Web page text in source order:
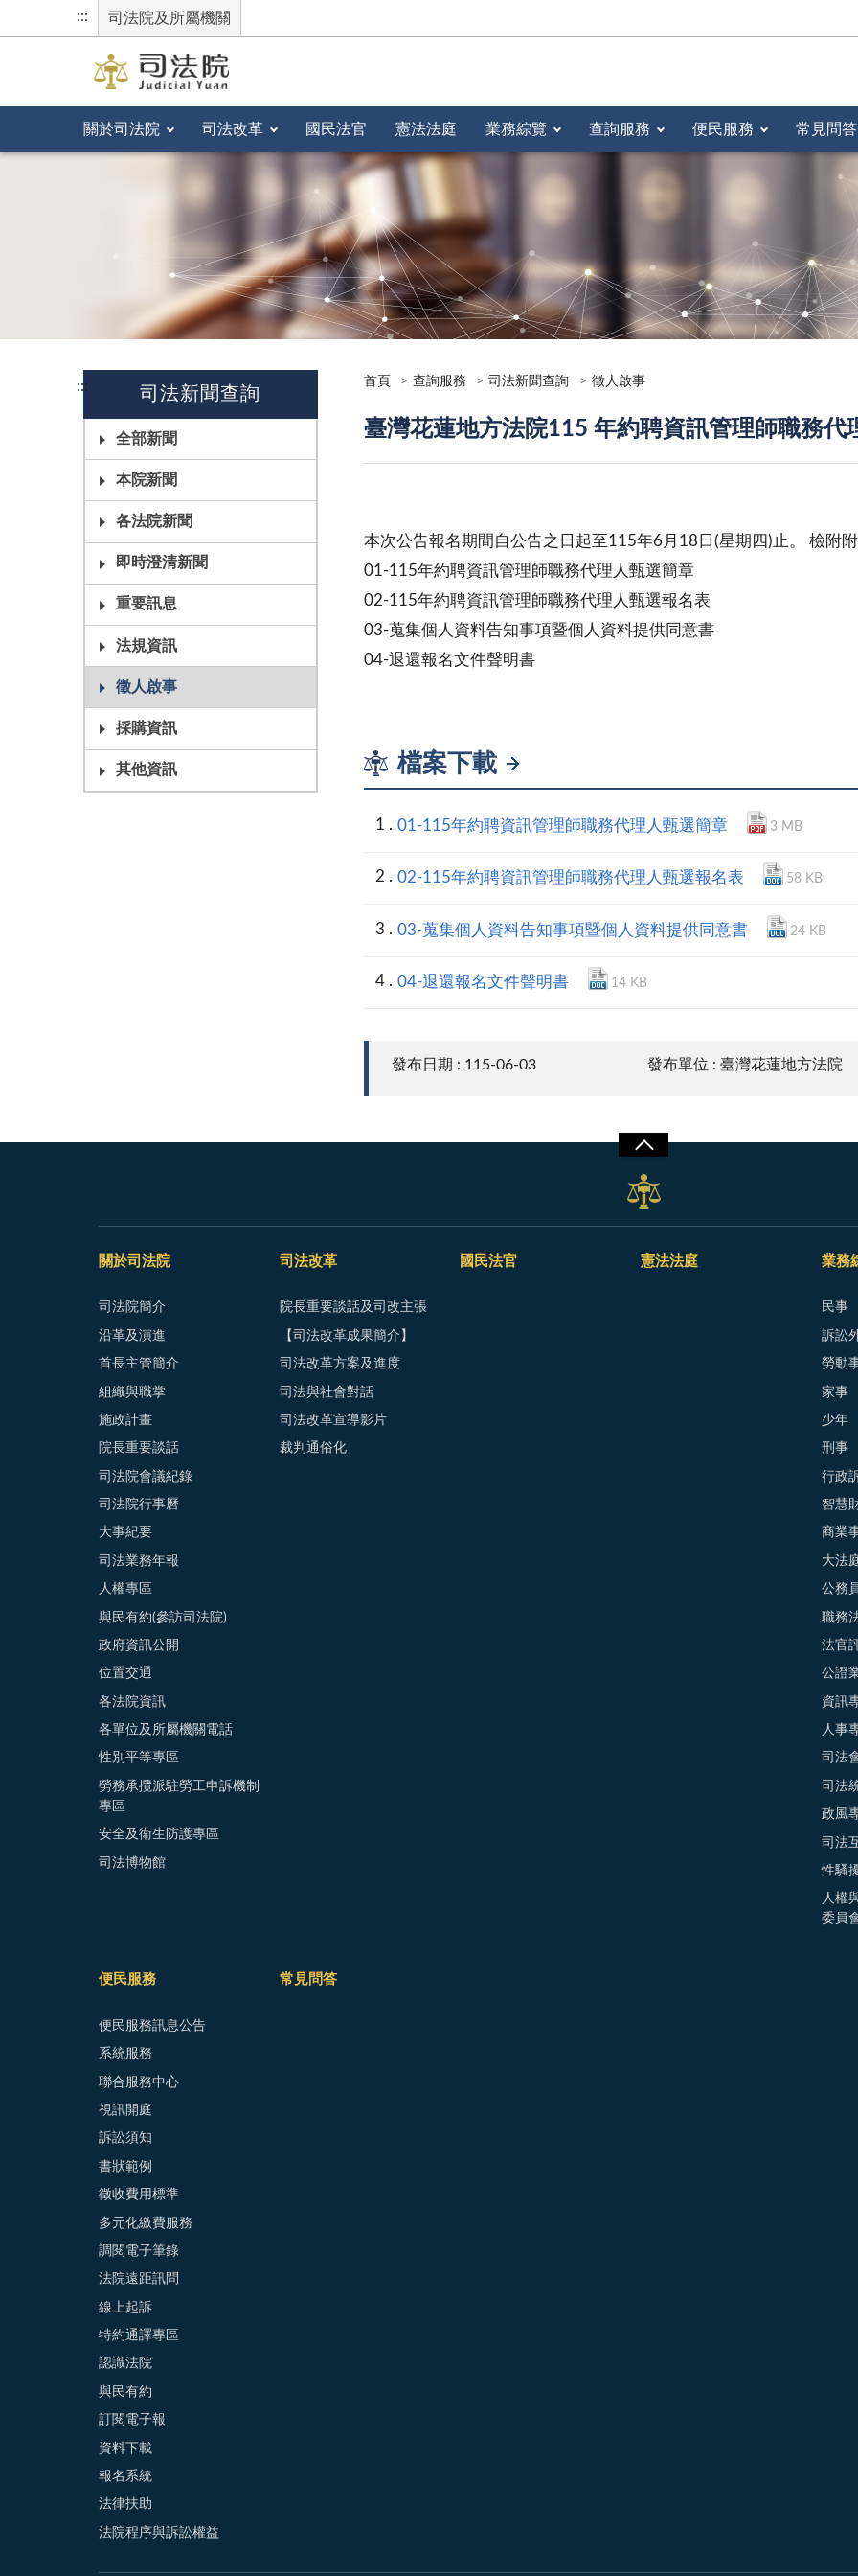
::: 司法院及所屬機關
關於司法院 司法改革 國民法官 憲法法庭 業務綜覽 查詢服務 便民服務 常見問答
::: 司法新聞查詢
全部新聞
本院新聞
各法院新聞
即時澄清新聞
重要訊息
法規資訊
徵人啟事
採購資訊
其他資訊
首頁 查詢服務 司法新聞查詢 徵人啟事
臺灣花蓮地方法院115 年約聘資訊管理師職務代
本次公告報名期間⾃公告之⽇起⾄115年6⽉18⽇(星期四)⽌。 檢附附
01-115年約聘資訊管理師職務代理⼈甄選簡章
02-115年約聘資訊管理師職務代理⼈甄選報名表
03-蒐集個⼈資料告知事項暨個⼈資料提供同意書
04-退還報名文件聲明書
檔案下載
01-115年約聘資訊管理師職務代理人甄選簡章 3 MB
02-115年約聘資訊管理師職務代理人甄選報名表 58 KB
03-蒐集個人資料告知事項暨個人資料提供同意書 24 KB
04-退還報名文件聲明書 14 KB
發布日期 : 115-06-03 發布單位 : 臺灣花蓮地方法院
關於司法院
司法院簡介
沿革及演進
首長主管簡介
組織與職掌
施政計畫
院長重要談話
司法院會議紀錄
司法院行事曆
大事紀要
司法業務年報
人權專區
與民有約(參訪司法院)
政府資訊公開
位置交通
各法院資訊
各單位及所屬機關電話
性別平等專區
勞務承攬派駐勞工申訴機制
專區
安全及衛生防護專區
司法博物館
司法改革
院長重要談話及司改主張
【司法改革成果簡介】
司法改革方案及進度
司法與社會對話
司法改革宣導影片
裁判通俗化
國民法官 憲法法庭 業務
民事
訴訟
勞動
家事
少年
刑事
行政
智慧
商業
大法
公務
職務
法官
公證
資訊
人事
司法
司法
政風
司法
性騷
人權
委員
便民服務
便民服務訊息公告
系統服務
聯合服務中心
視訊開庭
訴訟須知
書狀範例
徵收費用標準
多元化繳費服務
調閱電子筆錄
法院遠距訊問
線上起訴
特約通譯專區
認識法院
與民有約
訂閱電子報
資料下載
報名系統
法律扶助
法院程序與訴訟權益
常見問答